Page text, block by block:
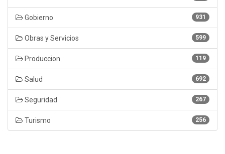
931
Gobierno
599
Obras y Servicios
119
Produccion
692
Salud
267
Seguridad
256
Turismo